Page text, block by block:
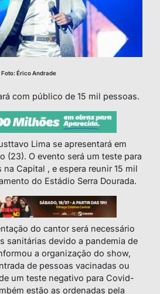
Foto: Érico Andrade
com público de 15 mil pessoas.
Lima se apresentará em
(23). O evento será um teste para
Capital , e espera reunir 15 mil
do Estádio Serra Dourada.
do cantor será necessário
sanitárias devido a pandemia de
a organização do show,
de pessoas vacinadas ou
um teste negativo para Covid-
estão as ordenadas pela